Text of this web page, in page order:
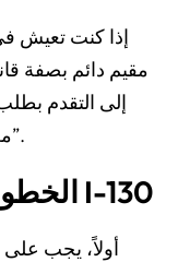
إذا كنت تعيش
مقيم دائم بصفة
إلى التقدم
من خلال إجراء ما يسمى “تعديل الحالة”.
الخطوة الأولى. تجهيز إستمارة I-130
أولاً، يجب